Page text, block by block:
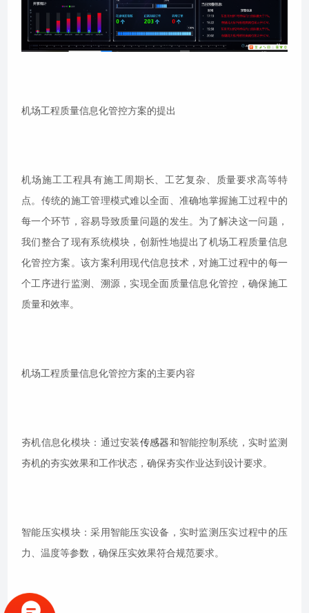
机场工程质量信息化管控方案的提出
机场施工工程具有施工周期长、工艺复杂、质量要求高等特
点。传统的施工管理模式难以全面、准确地掌握施工过程中的
每一个环节，容易导致质量问题的发生。为了解决这一问题，
我们整合了现有系统模块，创新性地提出了机场工程质量信息
化管控方案。该方案利用现代信息技术，对施工过程中的每一
个工序进行监测、溯源，实现全面质量信息化管控，确保施工
质量和效率。
机场工程质量信息化管控方案的主要内容
夯机信息化模块：通过安装传感器和智能控制系统，实时监测
夯机的夯实效果和工作状态，确保夯实作业达到设计要求。
智能压实模块：采用智能压实设备，实时监测压实过程中的压
力、温度等参数，确保压实效果符合规范要求。